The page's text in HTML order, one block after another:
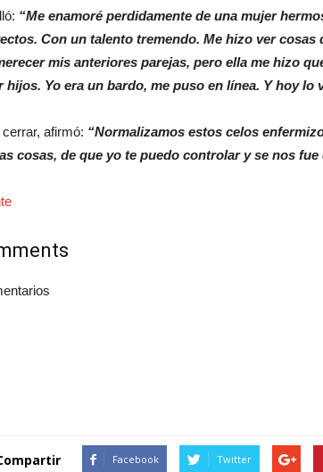
“Me enamoré perdidamente de una mujer
Con un talento tremendo. Me hizo ver cosas
mis anteriores parejas, pero ella me hizo
hijos. Yo era un bardo, me puso en línea. Y hoy lo
cerrar, afirmó: “Normalizamos estos celos
cosas, de que yo te puedo controlar y se nos fue
Facebook Twitter